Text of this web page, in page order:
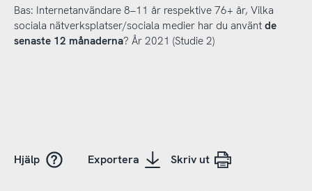
Bas: Internetanvändare 8–11 år respektive 76+ år, Vilka
sociala nätverksplatser/sociala medier har du använt de
senaste 12 månaderna? År 2021 (Studie 2)
Hjälp Exportera Skriv ut